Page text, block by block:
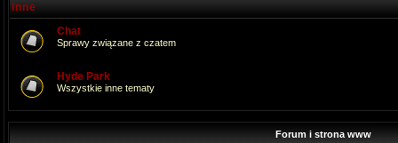
Inne
Chat
Sprawy związane z czatem
Hyde Park
Wszystkie inne tematy
Forum i strona www